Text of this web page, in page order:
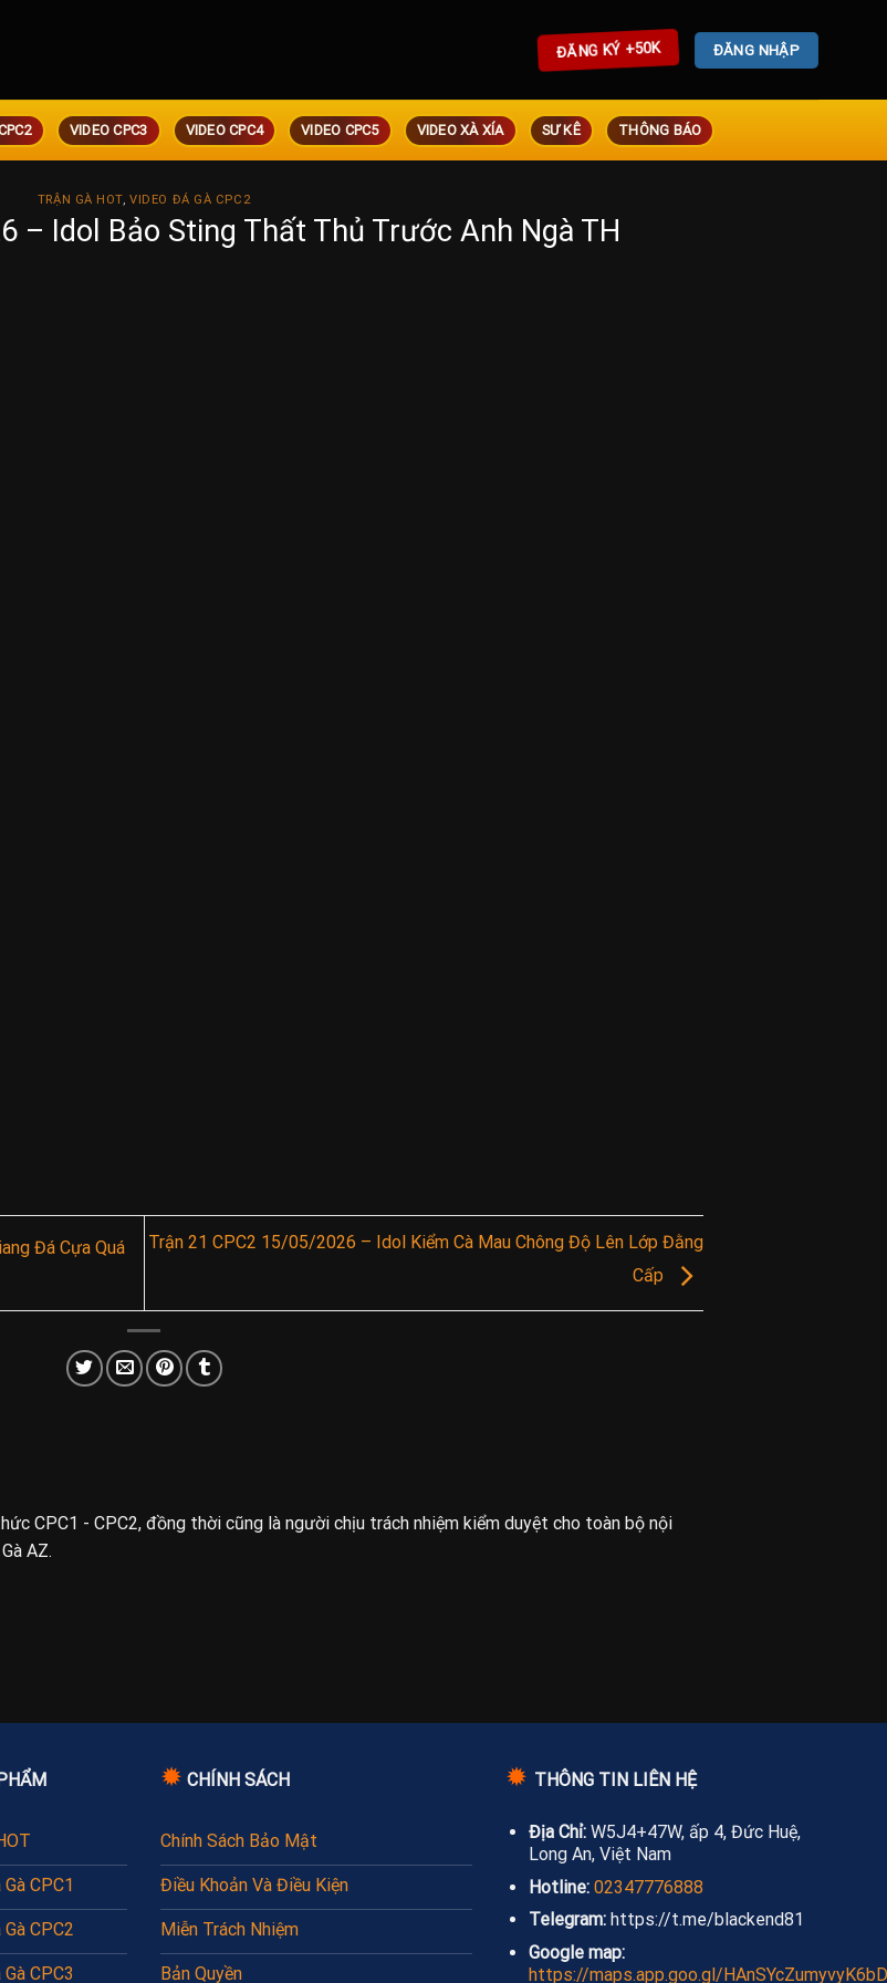
ĐĂNG KÝ +50K ĐĂNG NHẬP
VIDEO CPC3 VIDEO CPC4 VIDEO CPC5 VIDEO XÀ XÍA SƯ KÊ THÔNG BÁO
TRẬN GÀ HOT,VIDEO ĐÁ GÀ CPC2
– Idol Bảo Sting Thất Thủ Trước Anh Ngà TH
Đá Cựa Quá
Trận 21 CPC2 15/05/2026 – Idol Kiểm Cà Mau Chông Độ Lên Lớp Đằng
Cấp
CPC1 - CPC2, đồng thời cũng là người chịu trách nhiệm kiểm duyệt cho toàn bộ nội
AZ.
CPC1
CPC2
CPC3
✹ CHÍNH SÁCH
Chính Sách Bảo Mật
Điều Khoản Và Điều Kiện
Miễn Trách Nhiệm
Bản Quyền
✹ THÔNG TIN LIÊN HỆ
Địa Chỉ: W5J4+47W, ấp 4, Đức Huệ,
Long An, Việt Nam
Hotline: 02347776888
Telegram: https://t.me/blackend81
Google map:
https://maps.app.goo.gl/